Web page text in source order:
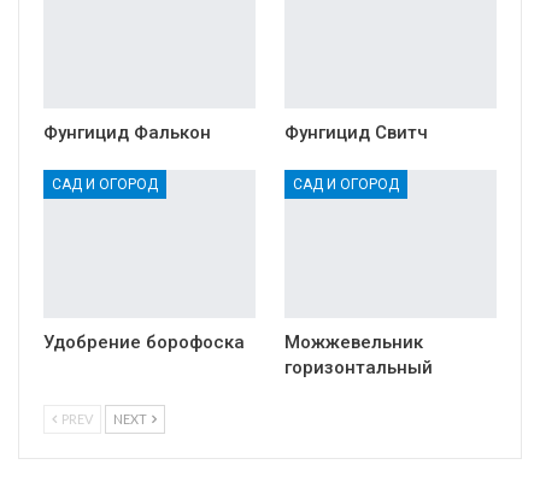
Фунгицид Фалькон Фунгицид Свитч
САД И ОГОРОД
Удобрение борофоска
САД И ОГОРОД
Можжевельник
горизонтальный
PREV NEXT